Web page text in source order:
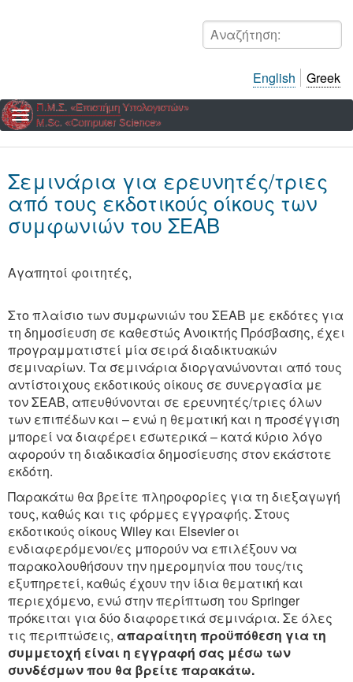
Αναζήτηση:
English Greek
Σεμινάρια για ερευνητές/τριες
από τους εκδοτικούς οίκους των
συμφωνιών του ΣΕΑΒ
Αγαπητοί φοιτητές,
Στο πλαίσιο των συμφωνιών του ΣΕΑΒ με εκδότες για
τη δημοσίευση σε καθεστώς Ανοικτής Πρόσβασης, έχει
προγραμματιστεί μία σειρά διαδικτυακών
σεμιναρίων. Τα σεμινάρια διοργανώνονται από τους
αντίστοιχους εκδοτικούς οίκους σε συνεργασία με
τον ΣΕΑΒ, απευθύνονται σε ερευνητές/τριες όλων
των επιπέδων και – ενώ η θεματική και η προσέγγιση
μπορεί να διαφέρει εσωτερικά – κατά κύριο λόγο
αφορούν τη διαδικασία δημοσίευσης στον εκάστοτε
εκδότη.
Παρακάτω θα βρείτε πληροφορίες για τη διεξαγωγή
τους, καθώς και τις φόρμες εγγραφής. Στους
εκδοτικούς οίκους Wiley και Elsevier οι
ενδιαφερόμενοι/ες μπορούν να επιλέξουν να
παρακολουθήσουν την ημερομηνία που τους/τις
εξυπηρετεί, καθώς έχουν την ίδια θεματική και
περιεχόμενο, ενώ στην περίπτωση του Springer
πρόκειται για δύο διαφορετικά σεμινάρια. Σε όλες
τις περιπτώσεις, απαραίτητη προϋπόθεση για τη
συμμετοχή είναι η εγγραφή σας μέσω των
συνδέσμων που θα βρείτε παρακάτω.